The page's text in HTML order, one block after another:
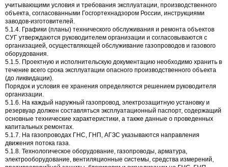
учитывающими условия и требования эксплуатации, производственного
объекта, согласованными Госгортехнадзором России, инструкциями
заводов-изготовителей.
5.1.4. Графики (планы) технического обслуживания и ремонта объектов
СУГ утверждаются руководителем организации и согласовываются с
организацией, осуществляющей обслуживание газопроводов и газового
оборудования.
5.1.5. Проектную и исполнительскую документацию необходимо хранить в
течение всего срока эксплуатации опасного производственного объекта
(до ликвидации).
Порядок и условия ее хранения определяются решением руководителя
организации.
5.1.6. На каждый наружный газопровод, электрозащитную установку и
резервуар должен составляться эксплуатационный паспорт, содержащий
основные технические характеристики, а также данные о проведенных
капитальных ремонтах.
5.1.7. На газопроводах ГНС, ГНП, АГЗС указываются направления
движения потока газа.
5.1.8. Технологическое оборудование, газопроводы, арматура,
электрооборудование, вентиляционные системы, средства измерений,